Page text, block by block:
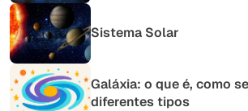
Sistema Solar
Galáxia: o que é, como
diferentes tipos